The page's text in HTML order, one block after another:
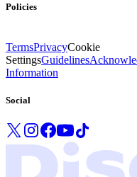
Policies
TermsPrivacyCookie
SettingsGuidelines
Information
Social